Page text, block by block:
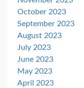
October 2023
September 2023
August 2023
July 2023
June 2023
May 2023
April 2023